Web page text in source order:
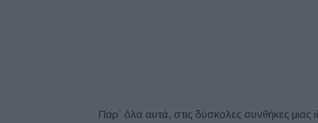
Παρ΄ όλα αυτά, στις δύσκολες συνθήκες μιας